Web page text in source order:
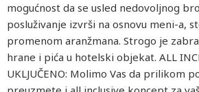
mogućnost da se usled nedovoljnog
posluživanje izvrši na osnovu meni-a,
promenom aranžmana. Strogo je
hrane i pića u hotelski objekat. ALL
UKLJUČENO: Molimo Vas da prilikom